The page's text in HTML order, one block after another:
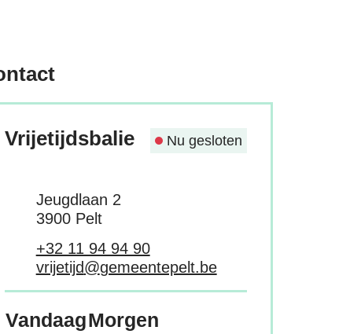
Vrijetijdsbalie Nu gesloten
AdresJeugdlaan 2
,3900 Pelt
+32 11 94 94 90
E-mailvrijetijd@gemeentepelt.be
VandaagMorgen